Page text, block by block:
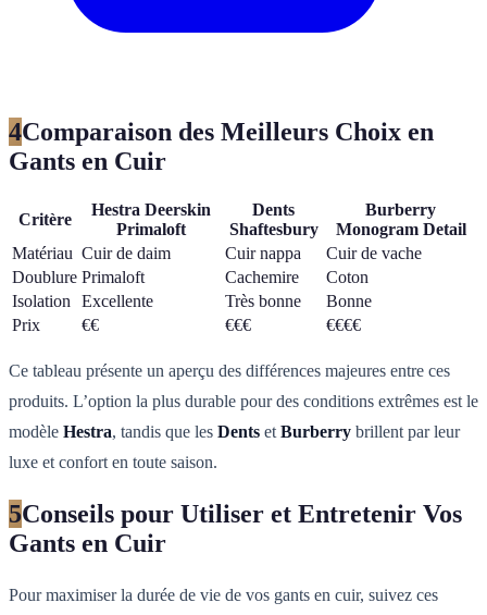
4Comparaison des Meilleurs Choix en
Gants en Cuir
Critère
Hestra Deerskin
Primaloft
Dents
Shaftesbury
Burberry
Monogram Detail
Matériau Cuir de daim Cuir nappa
Cuir de vache
Doublure Primaloft Cachemire
Coton
Isolation Excellente Très bonne
Bonne
Prix
€€ €€€ €€€€
Ce tableau présente un aperçu des différences majeures entre ces
produits. L’option la plus durable pour des conditions extrêmes est le
modèle Hestra, tandis que les Dents etBurberry brillent par leur
luxe et confort en toute saison.
5Conseils pour Utiliser et Entretenir Vos
Gants en Cuir
Pour maximiser la durée de vie de vos gants en cuir, suivez ces